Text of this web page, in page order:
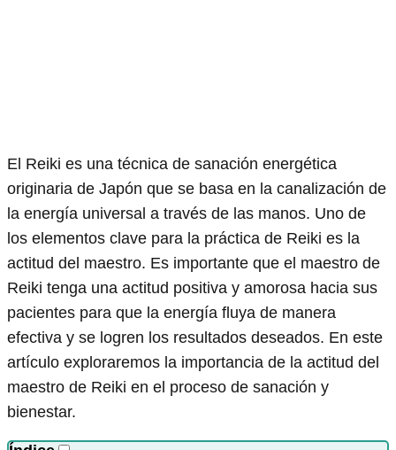
El Reiki es una técnica de sanación energética
originaria de Japón que se basa en la canalización de
la energía universal a través de las manos. Uno de
los elementos clave para la práctica de Reiki es la
actitud del maestro. Es importante que el maestro de
Reiki tenga una actitud positiva y amorosa hacia sus
pacientes para que la energía fluya de manera
efectiva y se logren los resultados deseados. En este
artículo exploraremos la importancia de la actitud del
maestro de Reiki en el proceso de sanación y
bienestar.